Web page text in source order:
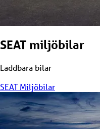
SEAT miljöbilar
Laddbara bilar
SEAT Miljöbilar